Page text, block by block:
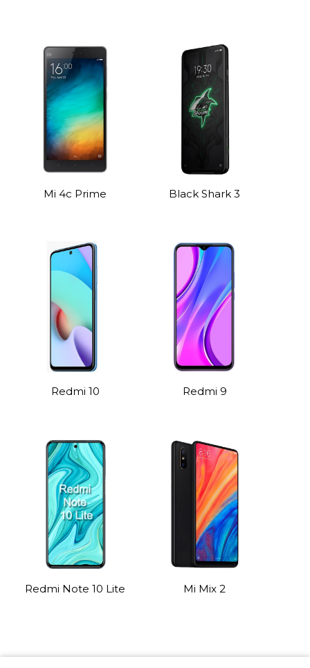
Mi 4c Prime Black Shark 3
Redmi 10 Redmi 9
Redmi Note 10 Lite Mi Mix 2